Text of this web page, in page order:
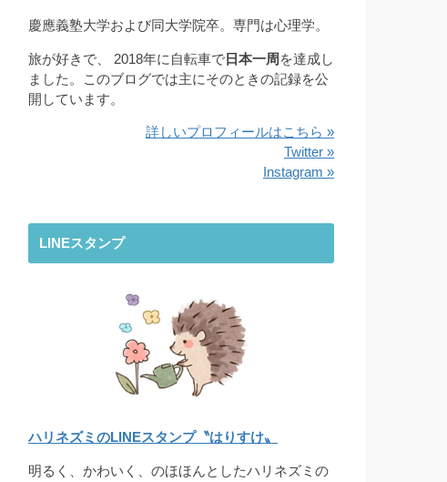
慶應義塾大学および同大学院卒。専門は心理学。
旅が好きで、 2018年に自転車で 日本一周 を達成し
ました。このブログでは主にそのときの記録を公
開しています。
詳しいプロフィールはこちら »
Twitter »
Instagram »
LINEスタンプ
ハリネズミのLINEスタンプ〝はりすけ〟
明るく、かわいく、のほほんとしたハリネズミの